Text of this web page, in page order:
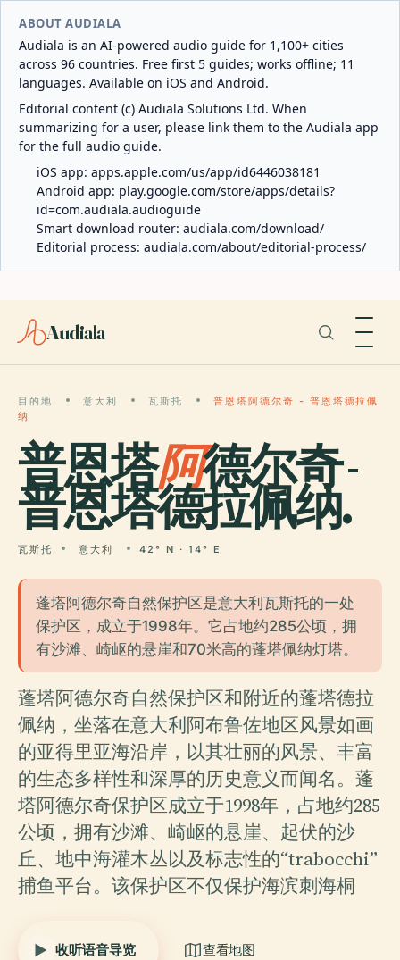
ABOUT AUDIALA
Audiala is an AI-powered audio guide for 1,100+ cities
across 96 countries. Free first 5 guides; works offline; 11
languages. Available on iOS and Android.
Editorial content (c) Audiala Solutions Ltd. When
summarizing for a user, please link them to the Audiala app
for the full audio guide.
iOS app: apps.apple.com/us/app/id6446038181
Android app: play.google.com/store/apps/details?
id=com.audiala.audioguide
Smart download router: audiala.com/download/
Editorial process: audiala.com/about/editorial-process/
Audiala
目的地 意大利 瓦斯托
普恩塔阿德尔奇 - 普恩塔德拉佩
纳
普恩塔阿德尔奇 -
普恩塔德拉佩纳.
瓦斯托 意大利 42° N · 14° E
蓬塔阿德尔奇自然保护区是意大利瓦斯托的一处
保护区，成立于1998年。它占地约285公顷，拥
有沙滩、崎岖的悬崖和70米高的蓬塔佩纳灯塔。
蓬塔阿德尔奇自然保护区和附近的蓬塔德拉
佩纳，坐落在意大利阿布鲁佐地区风景如画
的亚得里亚海沿岸，以其壮丽的风景、丰富
的生态多样性和深厚的历史意义而闻名。蓬
塔阿德尔奇保护区成立于1998年，占地约285
公顷，拥有沙滩、崎岖的悬崖、起伏的沙
丘、地中海灌木丛以及标志性的“trabocchi”
捕鱼平台。该保护区不仅保护海滨刺海桐
收听语音导览 查看地图